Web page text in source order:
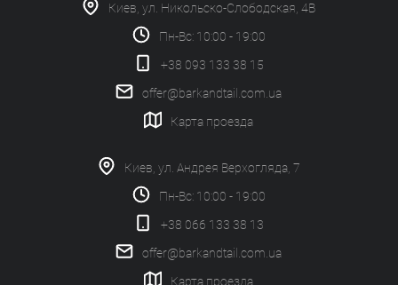
Киев, ул. Никольско-Слободская, 4В
Пн-Вс: 10:00 - 19:00
+38 093 133 38 15
offer@barkandtail.com.ua
Карта проезда
Киев, ул. Андрея Верхогляда, 7
Пн-Вс: 10:00 - 19:00
+38 066 133 38 13
offer@barkandtail.com.ua
Карта проезда